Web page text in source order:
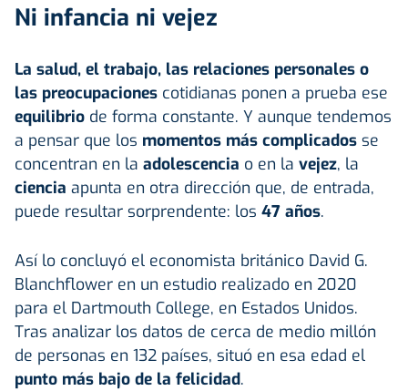
Ni infancia ni vejez
La salud, el trabajo, las relaciones personales o
las preocupaciones cotidianas ponen a prueba ese
equilibrio de forma constante. Y aunque tendemos
a pensar que los momentos más complicados se
concentran en la adolescencia o en la vejez, la
ciencia apunta en otra dirección que, de entrada,
puede resultar sorprendente: los 47 años.
Así lo concluyó el economista británico David G.
Blanchflower en un estudio realizado en 2020
para el Dartmouth College, en Estados Unidos.
Tras analizar los datos de cerca de medio millón
de personas en 132 países, situó en esa edad el
punto más bajo de la felicidad.